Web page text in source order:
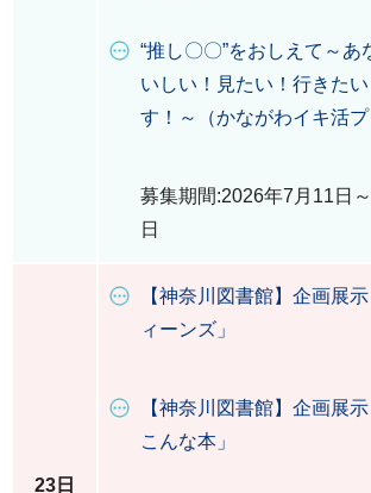
“推し〇〇”をおしえて～
いしい！見たい！行きた
す！～（かながわイキ活プ
募集期間:2026年7月11日
日
23日
【神奈川図書館】企画展
ィーンズ」
【神奈川図書館】企画展
こんな本」